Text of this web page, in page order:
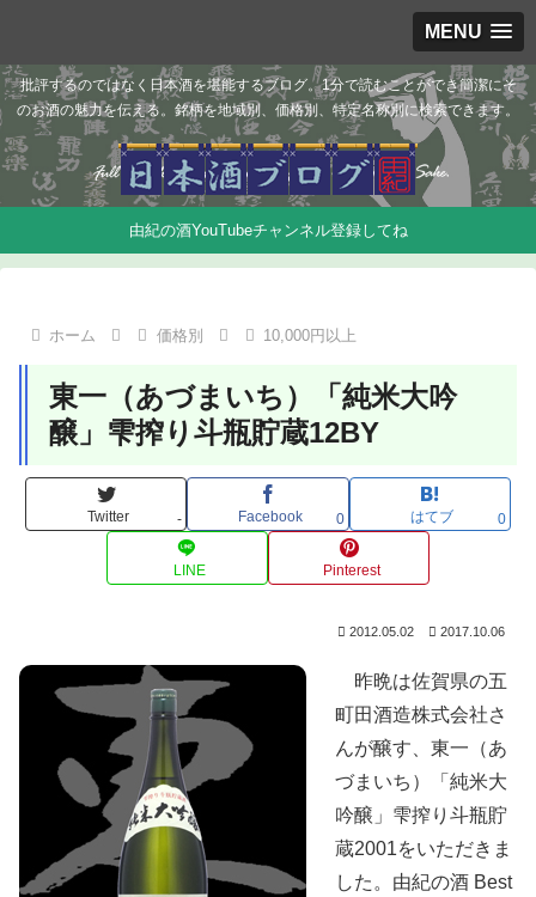
MENU
批評するのではなく日本酒を堪能するブログ。1分で読むことができ簡潔にそ
のお酒の魅力を伝える。銘柄を地域別、価格別、特定名称別に検索できます。
由紀の酒YouTubeチャンネル登録してね
ホーム 価格別 10,000円以上
東一（あづまいち）「純米大吟
醸」雫搾り斗瓶貯蔵12BY
Twitter - Facebook 0 はてブ 0
LINE Pinterest
2012.05.02 2017.10.06
昨晩は佐賀県の五
町田酒造株式会社さ
んが醸す、東一（あ
づまいち）「純米大
吟醸」雫搾り斗瓶貯
蔵2001をいただきま
した。由紀の酒 Best